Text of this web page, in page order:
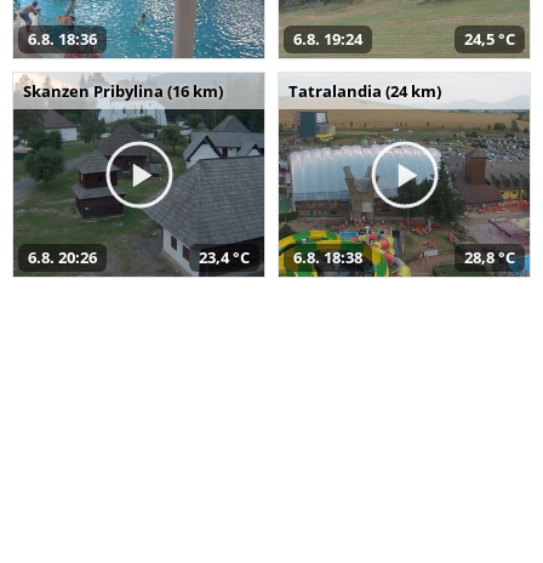
6.8. 18:36 6.8. 19:24 24,5 °C
Skanzen Pribylina (16 km)
6.8. 20:26 23,4 °C
Tatralandia (24 km)
6.8. 18:38 28,8 °C